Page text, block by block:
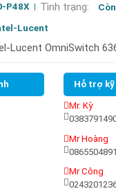
P48X Tình trạng:
Lucent
Lucent OmniSwitch
Hỗ trợ
Mr. Kỳ
Mr Hoàng
0865504891
Mr Công